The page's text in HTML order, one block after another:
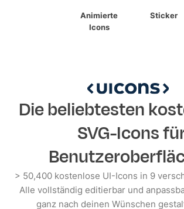
Animierte
Icons
Sticker
Die beliebtesten
SVG-Icons
> 50,400 kostenlose UI-Icons in 9
Alle vollständig editierbar und
ganz nach deinen Wünschen